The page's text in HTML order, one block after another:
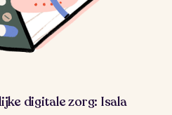
digitale zorg: Isala